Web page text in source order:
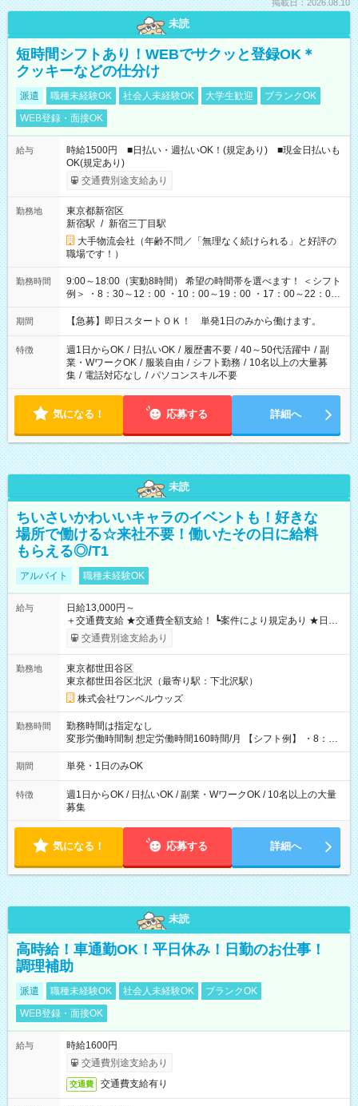
掲載日：2026.08.10
未読
短時間シフトあり！WEBでサクッと登録OK＊
クッキーなどの仕分け
派遣 職種未経験OK 社会人未経験OK 大学生歓迎
ブランクOK
WEB登録・面接OK
給与
時給1500円 ■日払い・週払いOK！(規定あり) ■現金日払いも
OK(規定あり)
交通費別途支給あり
勤務地
東京都新宿区
新宿駅 / 新宿三丁目駅
大手物流会社（年齢不問／「無理なく続けられる」と好評の
職場です！）
勤務時間
9:00～18:00（実動8時間） 希望の時間帯を選べます！ ＜シフト
例＞ ・8：30～12：00 ・10：00～19：00 ・17：00～22：00
・13：00～22：00 ・22：00～翌6：00 など
期間 【急募】即日スタートＯＫ！ 単発1日のみから働けます。
特徴 週1日からOK / 日払いOK / 履歴書不要 / 40～50代活躍中 / 副
業・WワークOK / 服装自由 / シフト勤務 / 10名以上の大量募
集 / 電話対応なし / パソコンスキル不要
気になる！ 応募する 詳細へ
未読
ちいさいかわいいキャラのイベントも！好きな
場所で働ける☆来社不要！働いたその日に給料
もらえる◎/T1
アルバイト 職種未経験OK
給与
日給13,000円～
＋交通費支給 ★交通費全額支給！ ┗案件により規定あり ★日払
いOK！（規定あり） ┗働いたその日に現金GET♪ お仕事後はコ
ンビニATMから 日払い分を引き落とせます！ 【試用期間】試
交通費別途支給あり
勤務地
東京都世田谷区
東京都世田谷区北沢（最寄り駅：下北沢駅）
株式会社ワンベルウッズ
勤務時間
勤務時間は指定なし
変形労働時間制 想定労働時間160時間/月 【シフト例】 ・8：00
～21：00
期間 単発・1日のみOK
特徴
週1日からOK / 日払いOK / 副業・WワークOK / 10名以上の大量
募集
気になる！ 応募する 詳細へ
未読
高時給！車通勤OK！平日休み！日勤のお仕事！
調理補助
派遣 職種未経験OK 社会人未経験OK
ブランクOK
WEB登録・面接OK
給与
時給1600円
交通費別途支給あり
交通費 交通費支給有り